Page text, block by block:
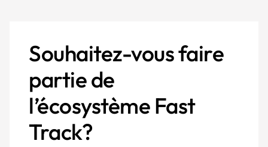
Souhaitez-vous faire
partie de
l’écosystème Fast
Track?